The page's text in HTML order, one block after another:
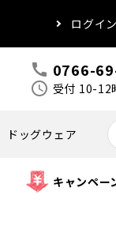
ログイン
call 0766-
schedule 受付 10-12
ドッグウェア
キャンペー